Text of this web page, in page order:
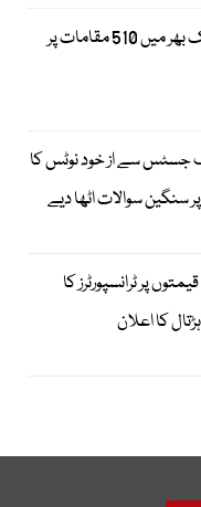
جماعت اسلامی کا ملک بھر میں 510 مقامات پر
جسٹس سے از خود نوٹس کا
سنگین سوالات اٹھا دیے
پر ٹرانسپورٹرز کا
کا اعلان